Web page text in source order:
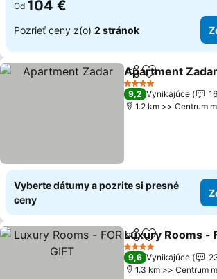
Od 104 €
Pozrieť ceny z(o) 2 stránok
ZdieľaťPridať do
Apartment Zadar
4 Počet hviezdičiek
9,2 Vynikajúce
1.2 km >> Centrum
Vyberte dátumy a pozrite si presné
ceny
ZdieľaťPridať do
Luxury Rooms -
4 Počet hviezdičiek
9,6 Vynikajúce
1.3 km >> Centrum